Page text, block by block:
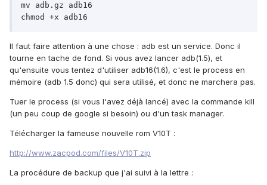
mv adb.gz adb16
chmod +x adb16
Il faut faire attention à une chose : adb est un service. Donc il
tourne en tache de fond. Si vous avez lancer adb(1.5), et
qu'ensuite vous tentez d'utiliser adb16(1.6), c'est le process en
mémoire (adb 1.5 donc) qui sera utilisé, et donc ne marchera pas.
Tuer le process (si vous l'avez déjà lancé) avec la commande kill
(un peu coup de google si besoin) ou d'un task manager.
Télécharger la fameuse nouvelle rom V10T :
http://www.zacpod.com/files/V10T.zip
La procédure de backup que j'ai suivi à la lettre :